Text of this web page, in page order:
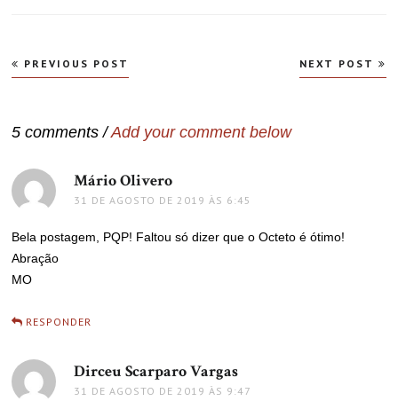
Navegação
de
PREVIOUS POST NEXT POST
5 comments /Add your comment below
Mário Olivero
31 DE AGOSTO DE 2019 ÀS 6:45
Bela postagem, PQP! Faltou só dizer que o Octeto é ótimo!
Abração
MO
RESPONDER
Dirceu Scarparo Vargas
31 DE AGOSTO DE 2019 ÀS 9:47